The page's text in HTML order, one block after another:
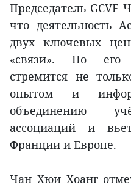
Председатель
что деятельность
двух ключевых
«связи». По его
стремится не
опытом и
объединению
ассоциаций и
Франции и Европе.
Чан Хюи Хоанг